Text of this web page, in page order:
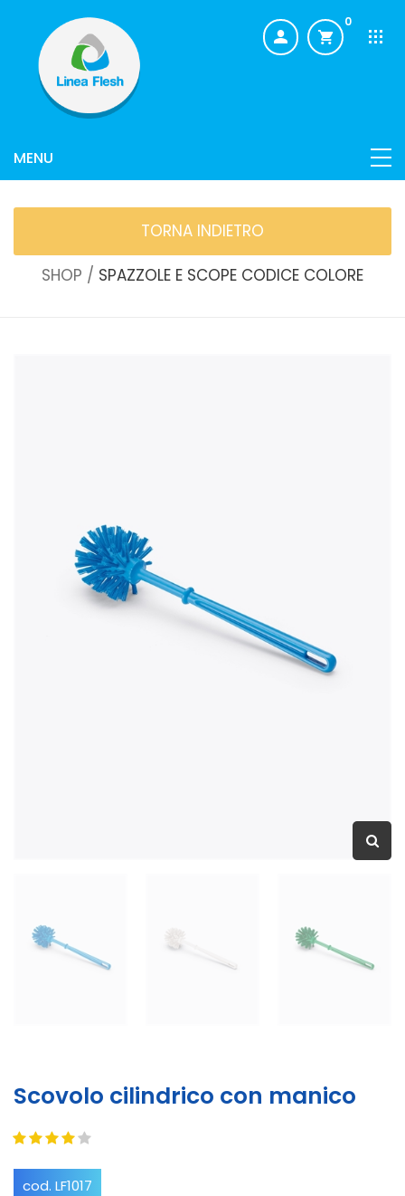
0
TORNA INDIETRO
SHOP / SPAZZOLE E SCOPE CODICE COLORE
Scovolo cilindrico con manico
cod. LF1017